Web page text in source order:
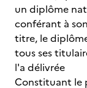
un diplôme
conférant à
titre, le
tous ses
l'a délivrée
Constituant le